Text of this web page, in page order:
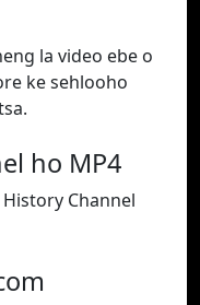
la video ebe o
ke sehlooho
ho MP4
Channel